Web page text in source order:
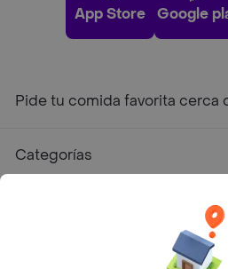
App Store Google
Pide tu comida favorita cerca
Categorías